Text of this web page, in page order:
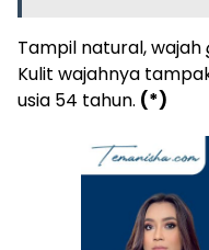
Tampil natural, wajah
Kulit wajahnya
usia 54 tahun. (*)